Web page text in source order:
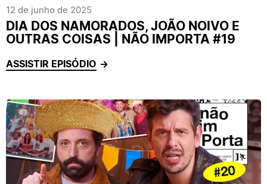
12 de junho de 2025
DIA DOS NAMORADOS, JOÃO NOIVO E
OUTRAS COISAS | NÃO IMPORTA #19
ASSISTIR EPISÓDIO